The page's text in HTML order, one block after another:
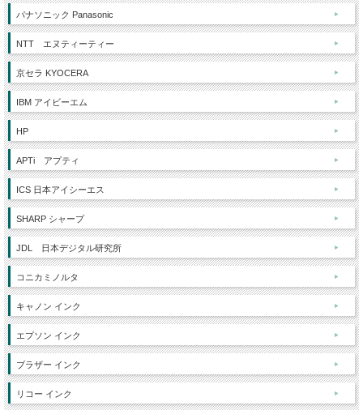
パナソニック Panasonic
NTT エヌティーティー
京セラ KYOCERA
IBM アイビーエム
HP
APTi アプティ
ICS 日本アイシーエス
SHARP シャープ
JDL 日本デジタル研究所
コニカミノルタ
キャノン インク
エプソン インク
ブラザー インク
リコー インク